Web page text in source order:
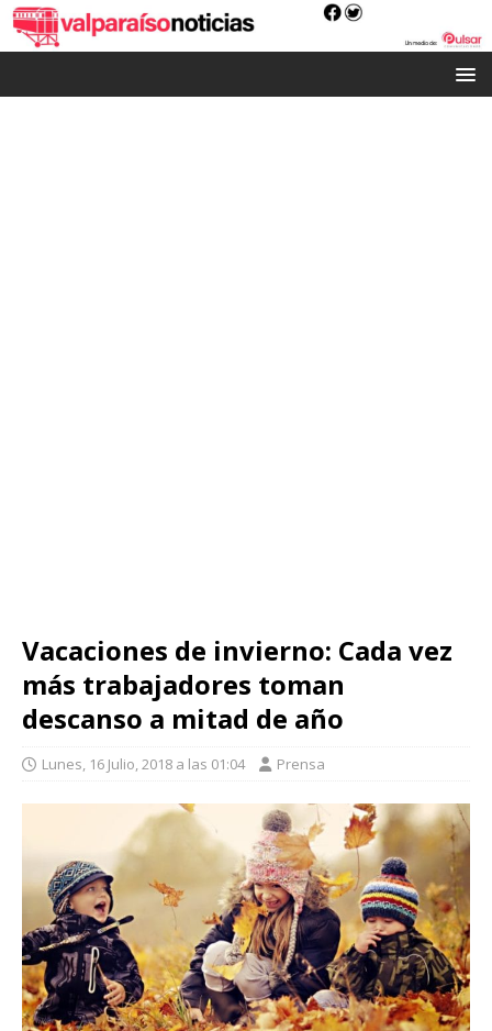
Vacaciones de invierno: Cada vez
más trabajadores toman
descanso a mitad de año
Lunes, 16 Julio, 2018 a las 01:04 Prensa